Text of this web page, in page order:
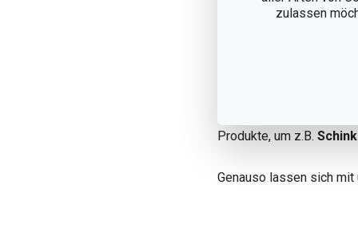
zulassen
Produkte, um z.B.
Genauso lassen sich